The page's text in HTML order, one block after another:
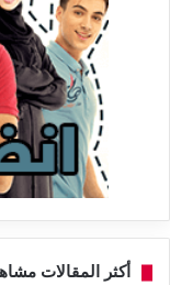
أكثر المقالات